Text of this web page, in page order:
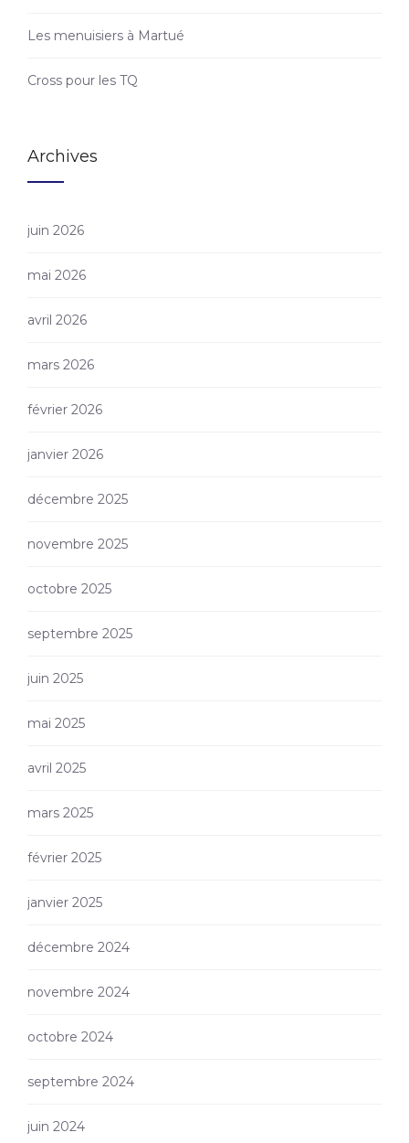
Les menuisiers à Martué
Cross pour les TQ
Archives
juin 2026
mai 2026
avril 2026
mars 2026
février 2026
janvier 2026
décembre 2025
novembre 2025
octobre 2025
septembre 2025
juin 2025
mai 2025
avril 2025
mars 2025
février 2025
janvier 2025
décembre 2024
novembre 2024
octobre 2024
septembre 2024
juin 2024